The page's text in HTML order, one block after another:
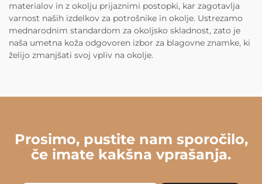
materialov in z okolju prijaznimi postopki, kar zagotavlja
varnost naših izdelkov za potrošnike in okolje. Ustrezamo
mednarodnim standardom za okoljsko skladnost, zato je
naša umetna koža odgovoren izbor za blagovne znamke, ki
želijo zmanjšati svoj vpliv na okolje.
Prosimo, pustite nam sporočilo,
če imate kakšna vprašanja.